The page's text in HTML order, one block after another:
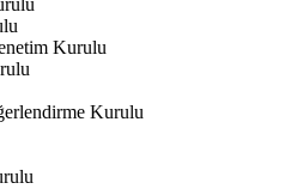
Kurulu
Kurulu